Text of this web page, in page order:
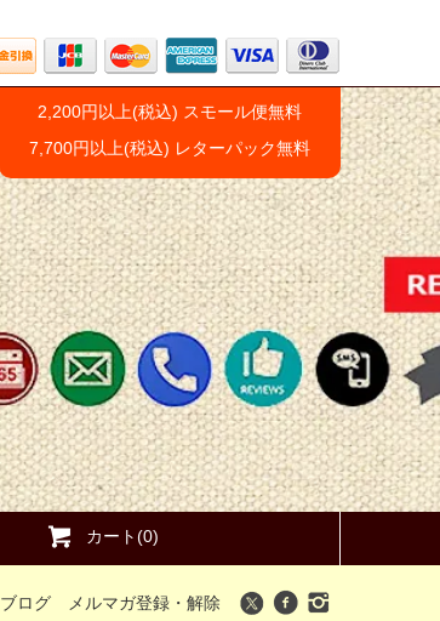
2,200円以上(税込) スモール便無料
7,700円以上(税込) レターパック無料
カート(0)
ブログ メルマガ登録・解除